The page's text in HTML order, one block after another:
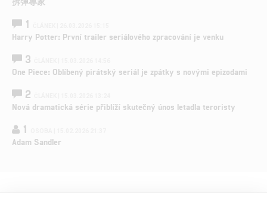
1
Harry Potter: První trailer seriálového zpracování je venku
3
One Piece: Oblíbený pirátský seriál je zpátky s novými epizodami
2
Nová dramatická série přiblíží skutečný únos letadla teroristy
1
Adam Sandler